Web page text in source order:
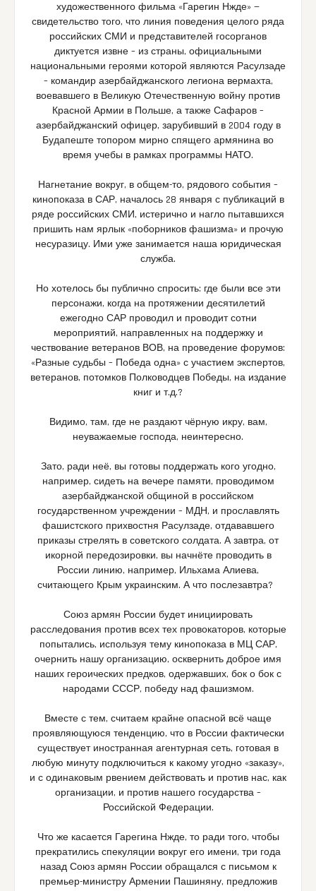
художественного фильма «Гарегин Нжде» —
свидетельство того, что линия поведения целого ряда
российских СМИ и представителей госорганов
диктуется извне – из страны, официальными
национальными героями которой являются Расулзаде
– командир азербайджанского легиона вермахта,
воевавшего в Великую Отечественную войну против
Красной Армии в Польше, а также Сафаров –
азербайджанский офицер, зарубивший в 2004 году в
Будапеште топором мирно спящего армянина во
время учебы в рамках программы НАТО.
Нагнетание вокруг, в общем-то, рядового события –
кинопоказа в САР, началось 28 января с публикаций в
ряде российских СМИ, истерично и нагло пытавшихся
пришить нам ярлык «поборников фашизма» и прочую
несуразицу. Ими уже занимается наша юридическая
служба.
Но хотелось бы публично спросить: где были все эти
персонажи, когда на протяжении десятилетий
ежегодно САР проводил и проводит сотни
мероприятий, направленных на поддержку и
чествование ветеранов ВОВ, на проведение форумов:
«Разные судьбы – Победа одна» с участием экспертов,
ветеранов, потомков Полководцев Победы, на издание
книг и т.д.?
Видимо, там, где не раздают чёрную икру, вам,
неуважаемые господа, неинтересно.
Зато, ради неё, вы готовы поддержать кого угодно,
например, сидеть на вечере памяти, проводимом
азербайджанской общиной в российском
государственном учреждении – МДН, и прославлять
фашистского прихвостня Расулзаде, отдававшего
приказы стрелять в советского солдата. А завтра, от
икорной передозировки, вы начнёте проводить в
России линию, например, Ильхама Алиева,
считающего Крым украинским. А что послезавтра?
Союз армян России будет инициировать
расследования против всех тех провокаторов, которые
попытались, используя тему кинопоказа в МЦ САР,
очернить нашу организацию, осквернить доброе имя
наших героических предков, одержавших, бок о бок с
народами СССР, победу над фашизмом.
Вместе с тем, считаем крайне опасной всё чаще
проявляющуюся тенденцию, что в России фактически
существует иностранная агентурная сеть, готовая в
любую минуту подключиться к какому угодно «заказу»,
и с одинаковым рвением действовать и против нас, как
организации, и против нашего государства –
Российской Федерации.
Что же касается Гарегина Нжде, то ради того, чтобы
прекратились спекуляции вокруг его имени, три года
назад Союз армян России обращался с письмом к
премьер-министру Армении Пашиняну, предложив